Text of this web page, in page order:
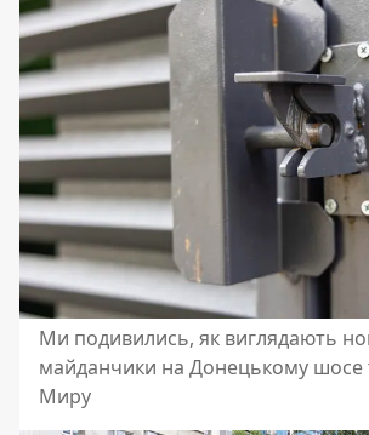
Ми подивились, як виглядають
майданчики на Донецькому шосе
Миру